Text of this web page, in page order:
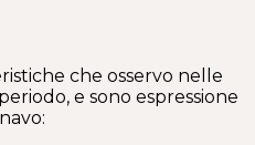
che osservo nelle
e sono espressione